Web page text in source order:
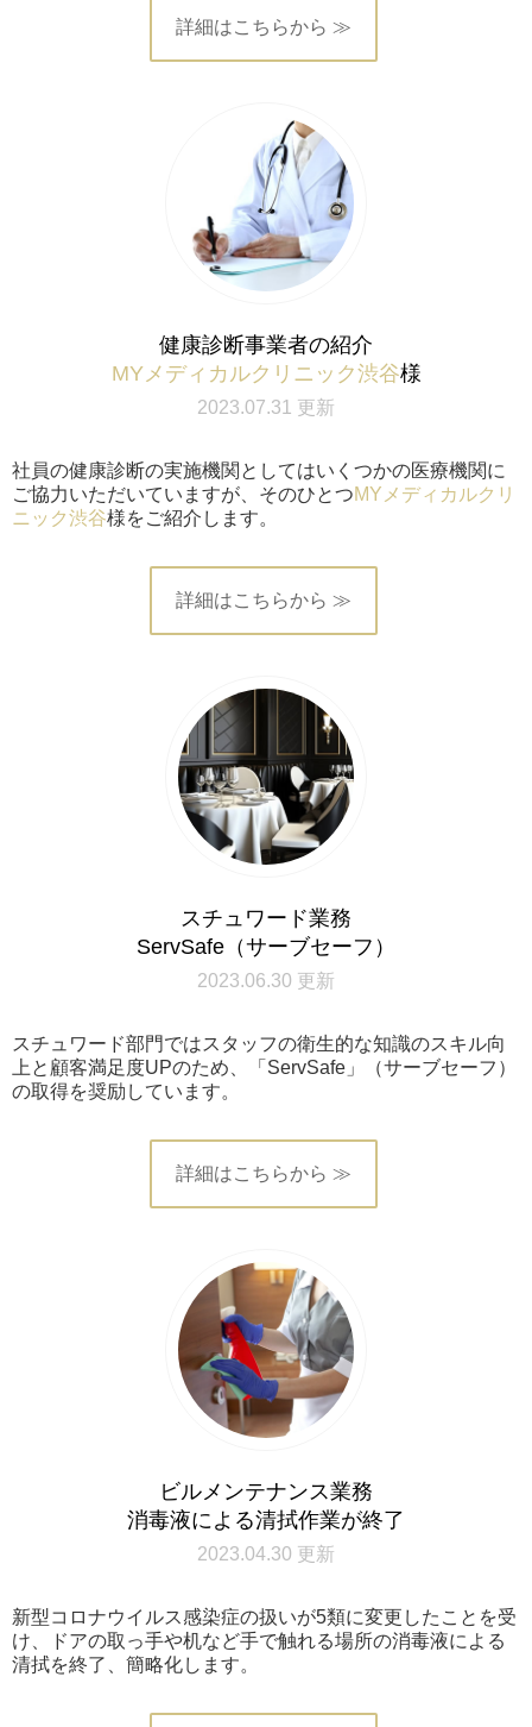
詳細はこちらから ≫
健康診断事業者の紹介
MYメディカルクリニック渋谷様
2023.07.31 更新
社員の健康診断の実施機関としてはいくつかの医療機関に
ご協力いただいていますが、そのひとつMYメディカルクリ
ニック渋谷様をご紹介します。
詳細はこちらから ≫
スチュワード業務
ServSafe（サーブセーフ）
2023.06.30 更新
スチュワード部門ではスタッフの衛生的な知識のスキル向
上と顧客満足度UPのため、「ServSafe」（サーブセーフ）
の取得を奨励しています。
詳細はこちらから ≫
ビルメンテナンス業務
消毒液による清拭作業が終了
2023.04.30 更新
新型コロナウイルス感染症の扱いが5類に変更したことを受
け、ドアの取っ手や机など手で触れる場所の消毒液による
清拭を終了、簡略化します。